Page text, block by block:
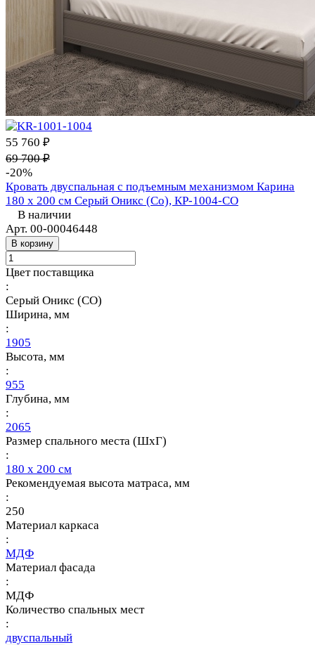
55 760 ₽
69 700 ₽
-20%
Кровать двуспальная с подъемным механизмом Карина
180 х 200 см Серый Оникс (Со), КР-1004-СО
В наличии
Арт. 00-00046448
В корзину
Цвет поставщика
:
Серый Оникс (СО)
Ширина, мм
:
1905
Высота, мм
:
955
Глубина, мм
:
2065
Размер спального места (ШхГ)
:
180 х 200 см
Рекомендуемая высота матраса, мм
:
250
Материал каркаса
:
МДФ
Материал фасада
:
МДФ
Количество спальных мест
:
двуспальный